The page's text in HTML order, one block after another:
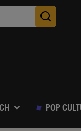
Des
POP